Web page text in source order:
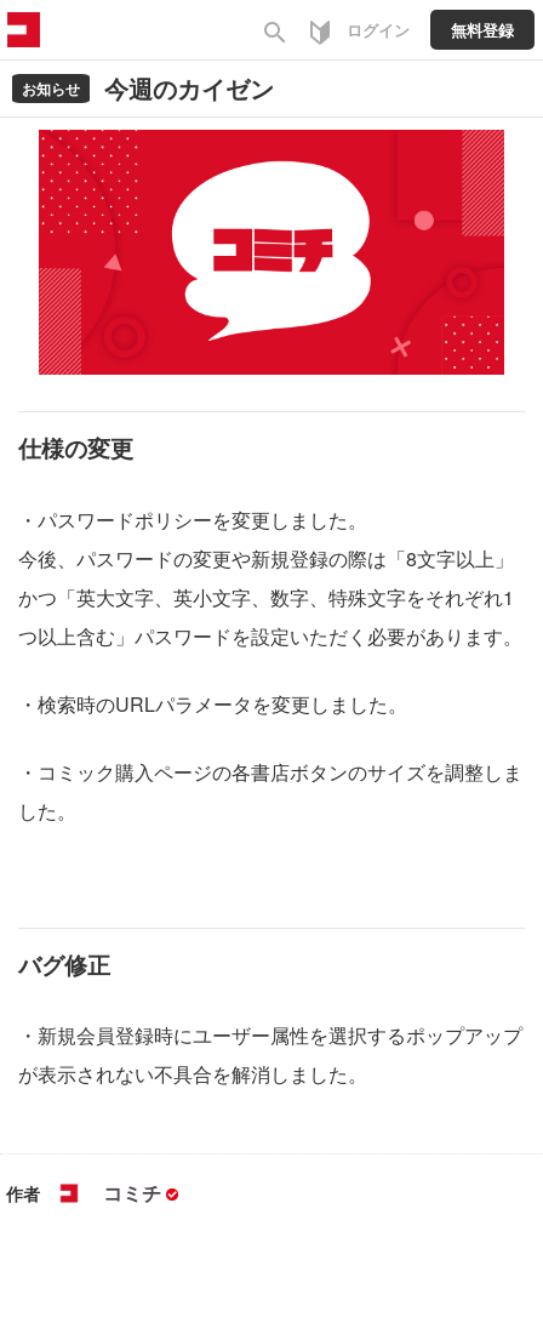
search ログイン 無料登録
お知らせ 今週のカイゼン
仕様の変更
・パスワードポリシーを変更しました。
今後、パスワードの変更や新規登録の際は「8文字以上」
かつ「英大文字、英小文字、数字、特殊文字をそれぞれ1
つ以上含む」パスワードを設定いただく必要があります。
・検索時のURLパラメータを変更しました。
・コミック購入ページの各書店ボタンのサイズを調整しま
した。
バグ修正
・新規会員登録時にユーザー属性を選択するポップアップ
が表示されない不具合を解消しました。
作者 コミチ